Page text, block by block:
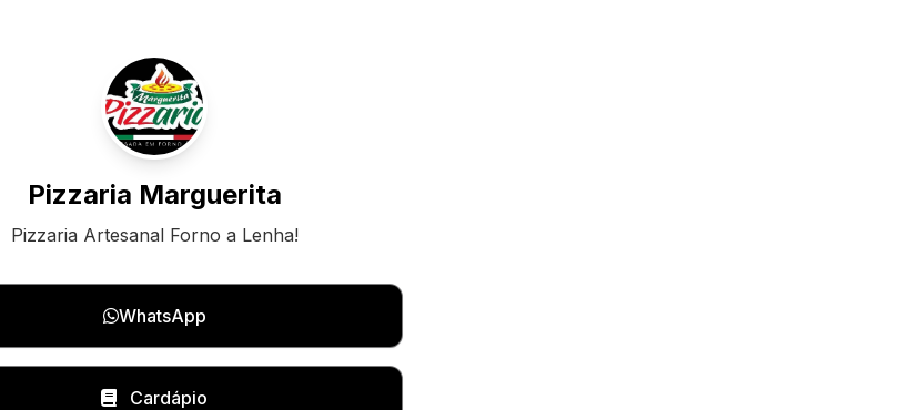
Pizzaria Marguerita
Pizzaria Artesanal Forno a Lenha!
WhatsApp
Cardápio